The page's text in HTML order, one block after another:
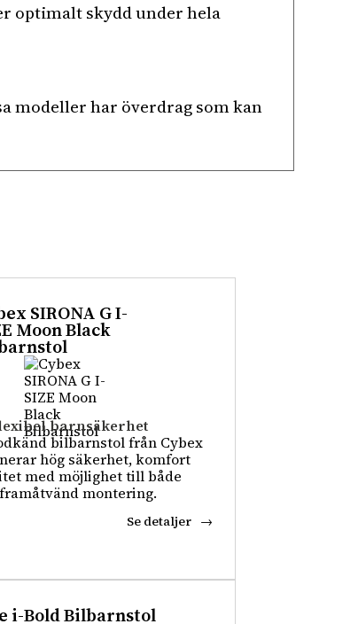
optimalt skydd under hela
modeller har överdrag som kan
barnsäkerhet
SIRONA G I-
Moon Black
bilbarnstol från Cybex
hög säkerhet, komfort
med möjlighet till både
montering.
Se detaljer
i-Bold Bilbarnstol